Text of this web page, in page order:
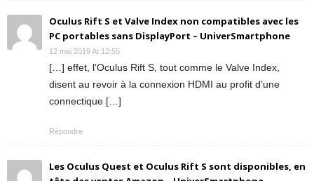
Oculus Rift S et Valve Index non compatibles avec les
PC portables sans DisplayPort – UniverSmartphone
12 mai 2019 At 12:55
[…] effet, l’Oculus Rift S, tout comme le Valve Index,
disent au revoir à la connexion HDMI au profit d’une
connectique […]
Répondre
Les Oculus Quest et Oculus Rift S sont disponibles, en